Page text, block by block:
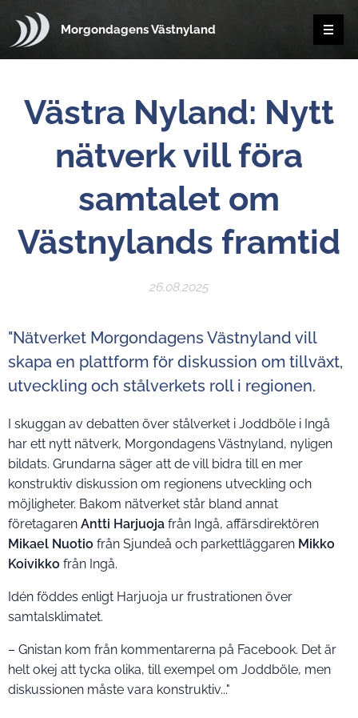
Morgondagens Västnyland
Västra Nyland: Nytt
nätverk vill föra
samtalet om
Västnylands framtid
26.08.2025
"Nätverket Morgondagens Västnyland vill
skapa en plattform för diskussion om tillväxt,
utveckling och stålverkets roll i regionen.
I skuggan av debatten över stålverket i Joddböle i Ingå
har ett nytt nätverk, Morgondagens Västnyland, nyligen
bildats. Grundarna säger att de vill bidra till en mer
konstruktiv diskussion om regionens utveckling och
möjligheter. Bakom nätverket står bland annat
företagaren Antti Harjuoja från Ingå, affärsdirektören
Mikael Nuotio från Sjundeå och parkettläggaren Mikko
Koivikko från Ingå.
Idén föddes enligt Harjuoja ur frustrationen över
samtalsklimatet.
– Gnistan kom från kommentarerna på Facebook. Det är
helt okej att tycka olika, till exempel om Joddböle, men
diskussionen måste vara konstruktiv..."